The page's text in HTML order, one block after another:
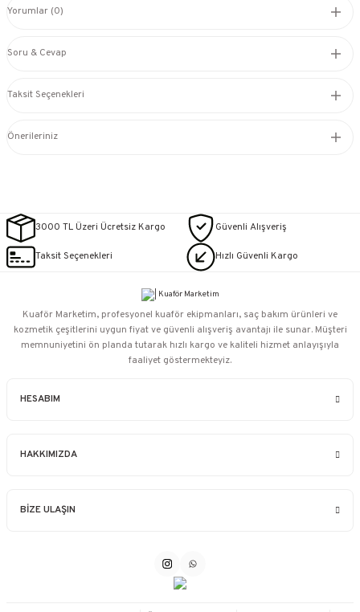
Yorumlar (0)
Soru & Cevap
Taksit Seçenekleri
Önerileriniz
3000 TL Üzeri Ücretsiz Kargo Güvenli Alışveriş
Taksit Seçenekleri Hızlı Güvenli Kargo
HESABIM
HAKKIMIZDA
BİZE ULAŞIN
Kuaför Marketim, profesyonel kuaför ekipmanları, saç bakım ürünleri ve
kozmetik çeşitlerini uygun fiyat ve güvenli alışveriş avantajı ile sunar. Müşteri
memnuniyetini ön planda tutarak hızlı kargo ve kaliteli hizmet anlayışıyla
faaliyet göstermekteyiz.